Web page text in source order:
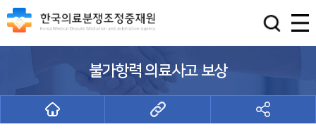
불가항력 의료사고 보상